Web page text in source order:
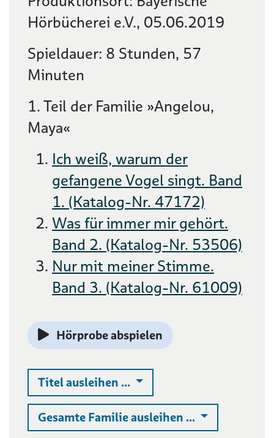
Hörbücherei e.V., 05.06.2019
Spieldauer: 8 Stunden, 57
Minuten
1. Teil der Familie »Angelou,
Maya«
Ich weiß, warum der
gefangene Vogel singt. Band
1. (Katalog-Nr. 47172)
Was für immer mir gehört.
Band 2. (Katalog-Nr. 53506)
Nur mit meiner Stimme.
Band 3. (Katalog-Nr. 61009)
Hörprobe abspielen
Titel ausleihen ... Auswahlliste ausklappen
Gesamte Familie ausleihen ... Auswahlliste